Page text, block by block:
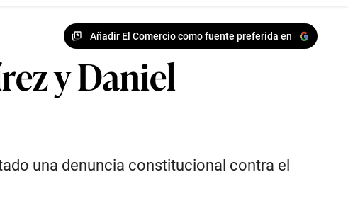
Añadir El Comercio como fuente preferida en
y Daniel
una denuncia constitucional contra el